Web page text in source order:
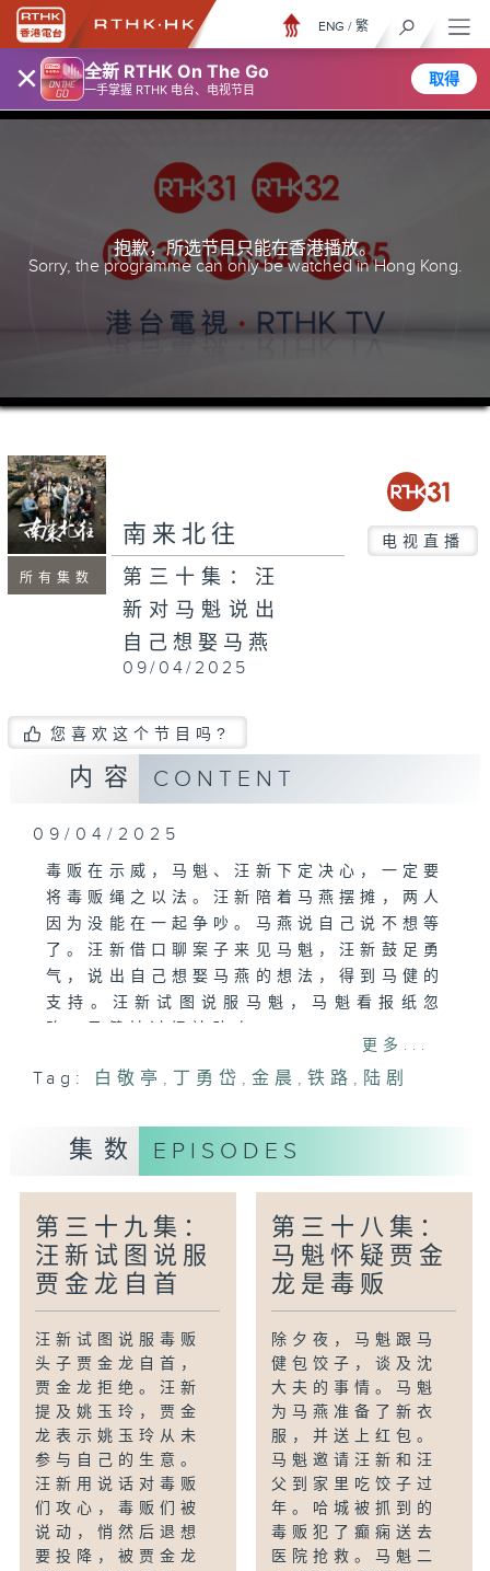
× 全新 RTHK On The Go
一手掌握 RTHK 电台、电视节目
取得
ENG / 繁
抱歉，所选节目只能在香港播放。
Sorry, the programme can only be watched in Hong Kong.
所有集数
南来北往 电视直播
第三十集：汪
新对马魁说出
自己想娶马燕
09/04/2025
您喜欢这个节目吗?
内容 CONTENT
09/04/2025
毒贩在示威，马魁、汪新下定决心，一定要
将毒贩绳之以法。汪新陪着马燕摆摊，两人
因为没能在一起争吵。马燕说自己说不想等
了。汪新借口聊案子来见马魁，汪新鼓足勇
气，说出自己想娶马燕的想法，得到马健的
支持。汪新试图说服马魁，马魁看报纸忽
更多...
Tag: 白敬亭 , 丁勇岱 ,金晨 ,铁路 , 陆剧
集数 EPISODES
第三十九集：
汪新试图说服
贾金龙自首
汪新试图说服毒贩
头子贾金龙自首，
贾金龙拒绝。汪新
提及姚玉玲，贾金
龙表示姚玉玲从未
参与自己的生意。
汪新用说话对毒贩
们攻心，毒贩们被
说动，悄然后退想
要投降，被贾金龙
第三十八集：
马魁怀疑贾金
龙是毒贩
除夕夜，马魁跟马
健包饺子，谈及沈
大夫的事情。马魁
为马燕准备了新衣
服，并送上红包。
马魁邀请汪新和汪
父到家里吃饺子过
年。哈城被抓到的
毒贩犯了癫痫送去
医院抢救。马魁二